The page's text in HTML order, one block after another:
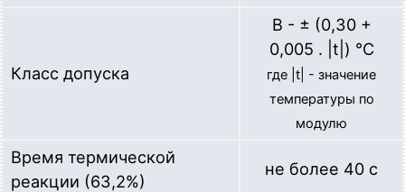
Класс допуска
В - ± (0,30 +
0,005 . |t|) °C
где |t| - значение
температуры по
модулю
Время термической
реакции (63,2%)
не более 40 с